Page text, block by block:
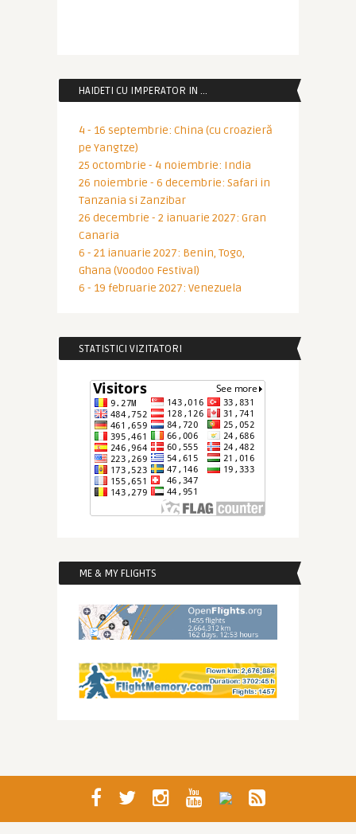
HAIDETI CU IMPERATOR IN …
4 - 16 septembrie: China (cu croazieră
pe Yangtze)
25 octombrie - 4 noiembrie: India
26 noiembrie - 6 decembrie: Safari in
Tanzania si Zanzibar
26 decembrie - 2 ianuarie 2027: Gran
Canaria
6 - 21 ianuarie 2027: Benin, Togo,
Ghana (Voodoo Festival)
6 - 19 februarie 2027: Venezuela
STATISTICI VIZITATORI
ME & MY FLIGHTS